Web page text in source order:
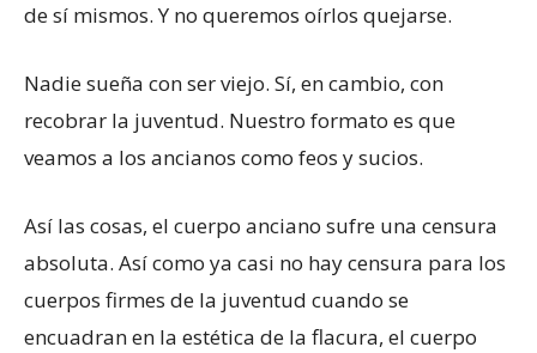
de sí mismos. Y no queremos oírlos quejarse.
Nadie sueña con ser viejo. Sí, en cambio, con
recobrar la juventud. Nuestro formato es que
veamos a los ancianos como feos y sucios.
Así las cosas, el cuerpo anciano sufre una censura
absoluta. Así como ya casi no hay censura para los
cuerpos firmes de la juventud cuando se
encuadran en la estética de la flacura, el cuerpo